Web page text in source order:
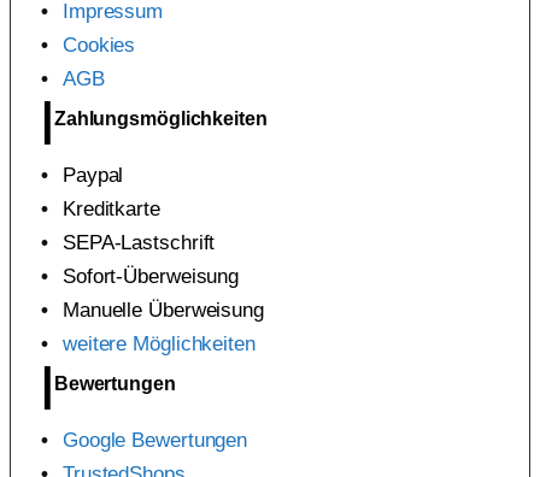
Impressum
Cookies
AGB
Zahlungsmöglichkeiten
Paypal
Kreditkarte
SEPA-Lastschrift
Sofort-Überweisung
Manuelle Überweisung
weitere Möglichkeiten
Bewertungen
Google Bewertungen